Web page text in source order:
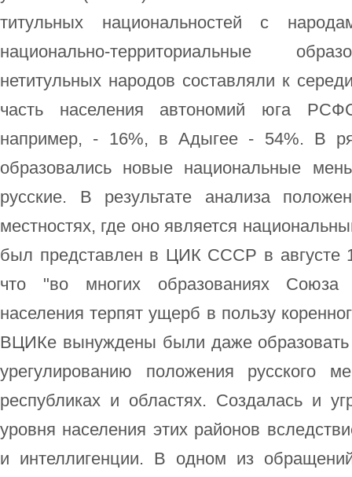
титульных национальностей с
национально-территориальные
нетитульных народов составляли к
часть населения автономий юга
например, - 16%, в Адыгее - 54%. В
образовались новые национальные
русские. В результате анализа
местностях, где оно является
был представлен в ЦИК СССР в августе
что "во многих образованиях Союза
населения терпят ущерб в пользу
ВЦИКе вынуждены были даже
урегулированию положения русского
республиках и областях. Создалась и
уровня населения этих районов
и интеллигенции. В одном из обращений